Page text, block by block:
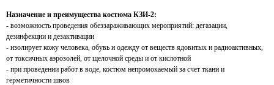
Назначение и преимущества костюма КЗИ-2:
- возможность проведения обеззараживающих мероприятий: дегазации,
дезинфекции и дезактивации
- изолирует кожу человека, обувь и одежду от веществ ядовитых и радиоактивных,
от токсичных аэрозолей, от щелочной среды и от кислотной
- при проведении работ в воде, костюм непромокаемый за счет ткани и
герметичности швов